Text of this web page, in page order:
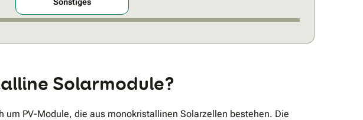
Solarmodule?
um PV-Module, die aus monokristallinen Solarzellen bestehen. Die